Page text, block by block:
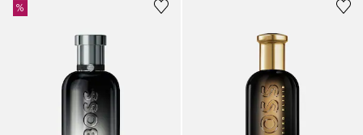
%